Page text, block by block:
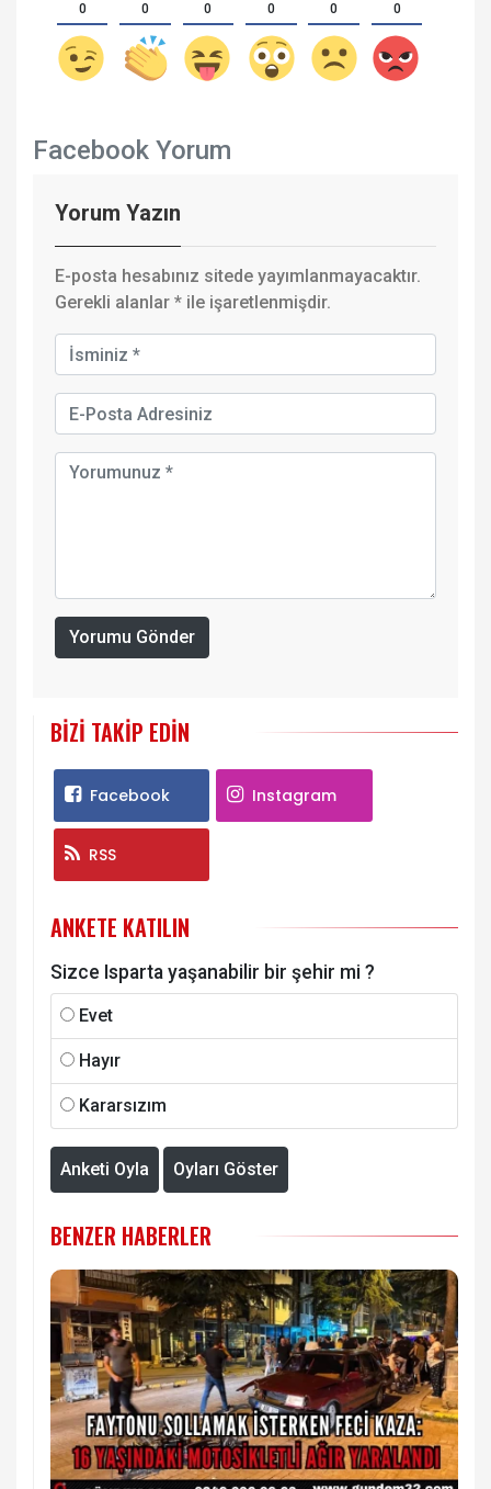
0 0 0 0 0 0
Facebook Yorum
Yorum Yazın
E-posta hesabınız sitede yayımlanmayacaktır.
Gerekli alanlar * ile işaretlenmişdir.
Yorumu Gönder
BIZI TAKIP EDIN
Facebook Instagram
RSS
ANKETE KATILIN
Sizce Isparta yaşanabilir bir şehir mi ?
Evet
Hayır
Kararsızım
Anketi Oyla Oyları Göster
BENZER HABERLER